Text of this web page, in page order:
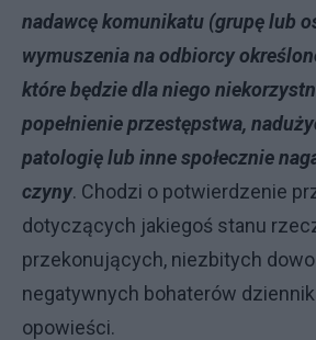
nadawcę komunikatu (grupę lub
wymuszenia na odbiorcy
które będzie dla niego
popełnienie przestępstwa,
patologię lub inne społecznie
czyny. Chodzi o potwierdzenie
dotyczących jakiegoś stanu
przekonujących, niezbitych
negatywnych bohaterów
opowieści.